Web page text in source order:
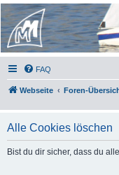
Micro Magic
Deutschland
FAQ
Webseite Foren-
Alle Cookies löschen
Bist du dir sicher, dass du